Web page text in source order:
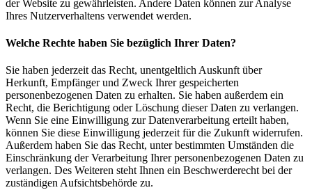
der Website zu gewährleisten. Andere Daten können zur Analyse
Ihres Nutzerverhaltens verwendet werden.
Welche Rechte haben Sie bezüglich Ihrer Daten?
Sie haben jederzeit das Recht, unentgeltlich Auskunft über
Herkunft, Empfänger und Zweck Ihrer gespeicherten
personenbezogenen Daten zu erhalten. Sie haben außerdem ein
Recht, die Berichtigung oder Löschung dieser Daten zu verlangen.
Wenn Sie eine Einwilligung zur Datenverarbeitung erteilt haben,
können Sie diese Einwilligung jederzeit für die Zukunft widerrufen.
Außerdem haben Sie das Recht, unter bestimmten Umständen die
Einschränkung der Verarbeitung Ihrer personenbezogenen Daten zu
verlangen. Des Weiteren steht Ihnen ein Beschwerderecht bei der
zuständigen Aufsichtsbehörde zu.